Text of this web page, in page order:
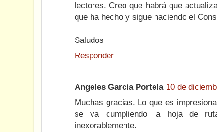
lectores. Creo que habrá que
que ha hecho y sigue haciendo el
Saludos
Responder
Angeles Garcia Portela 10 de
Muchas gracias. Lo que es
se va cumpliendo la hoja de
inexorablemente.